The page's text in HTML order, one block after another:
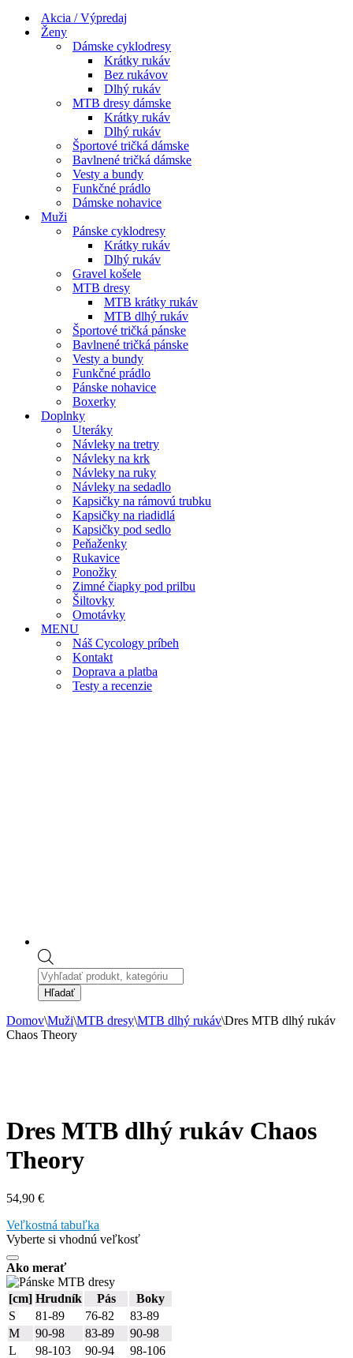
navigácieAkcia / Výpredaj
Ženy
Dámske cyklodresy
Krátky rukáv
Bez rukávov
Dlhý rukáv
MTB dresy dámske
Krátky rukáv
Dlhý rukáv
Športové tričká dámske
Bavlnené tričká dámske
Vesty a bundy
Funkčné prádlo
Dámske nohavice
Muži
Pánske cyklodresy
Krátky rukáv
Dlhý rukáv
Gravel košele
MTB dresy
MTB krátky rukáv
MTB dlhý rukáv
Športové tričká pánske
Bavlnené tričká pánske
Vesty a bundy
Funkčné prádlo
Pánske nohavice
Boxerky
Doplnky
Uteráky
Návleky na tretry
Návleky na krk
Návleky na ruky
Návleky na sedadlo
Kapsičky na rámovú trubku
Kapsičky na riadidlá
Kapsičky pod sedlo
Peňaženky
Rukavice
Ponožky
Zimné čiapky pod prilbu
Šiltovky
Omotávky
MENU
Náš Cycology príbeh
Kontakt
Doprava a platba
Testy a recenzie
Products
search
Hľadať
Domov\Muži\MTB dresy\MTB dlhý rukáv\Dres MTB dlhý rukáv
Chaos Theory
Dres MTB dlhý rukáv Chaos
Theory
54,90 €
Veľkostná tabuľka
Vyberte si vhodnú veľkosť
Ako merať
[cm] Hrudník Pás
Boky
S
81-89 76-82
83-89
M
90-98 83-89
90-98
L
98-103 90-94
98-106